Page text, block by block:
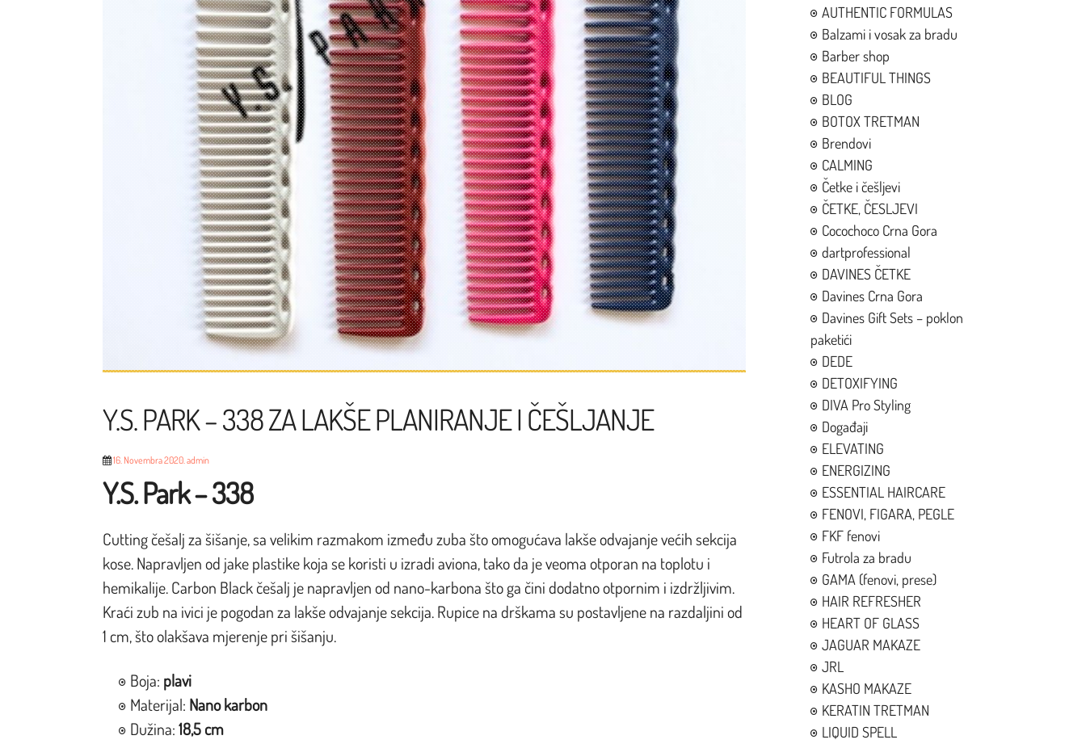
Y.S. PARK – 338 ZA LAKŠE PLANIRANJE I ČEŠLJANJE
16. Novembra 2020.admin
Y.S. Park – 338
Cutting češalj za šišanje, sa velikim razmakom između zuba što omogućava lakše odvajanje većih sekcija
kose. Napravljen od jake plastike koja se koristi u izradi aviona, tako da je veoma otporan na toplotu i
hemikalije. Carbon Black češalj je napravljen od nano-karbona što ga čini dodatno otpornim i izdržljivim.
Kraći zub na ivici je pogodan za lakše odvajanje sekcija. Rupice na drškama su postavljene na razdaljini od
1 cm, što olakšava mjerenje pri šišanju.
Boja: plavi
Materijal: Nano karbon
Dužina:18,5 cm
AUTHENTIC FORMULAS
Balzami i vosak za bradu
Barber shop
BEAUTIFUL THINGS
BLOG
BOTOX TRETMAN
Brendovi
CALMING
Četke i češljevi
ČETKE, ČESLJEVI
Cocochoco Crna Gora
dartprofessional
DAVINES ČETKE
Davines Crna Gora
Davines Gift Sets – poklon
paketići
DEDE
DETOXIFYING
DIVA Pro Styling
Događaji
ELEVATING
ENERGIZING
ESSENTIAL HAIRCARE
FENOVI, FIGARA, PEGLE
FKF fenovi
Futrola za bradu
GAMA (fenovi, prese)
HAIR REFRESHER
HEART OF GLASS
JAGUAR MAKAZE
JRL
KASHO MAKAZE
KERATIN TRETMAN
LIQUID SPELL